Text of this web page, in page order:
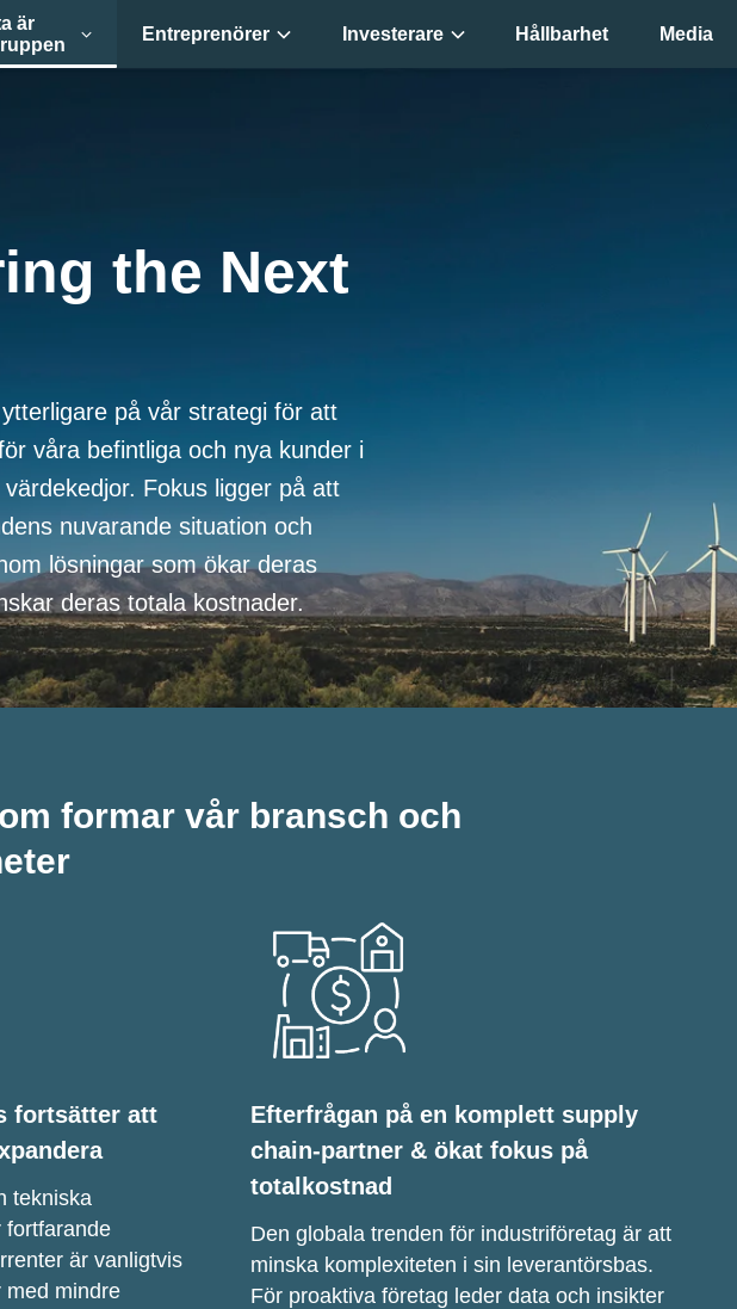
är
Entreprenörer Investerare Hållbarhet Media
the Next
på vår strategi för att
våra befintliga och nya kunder i
Fokus ligger på att
nuvarande situation och
lösningar som ökar deras
deras totala kostnader.
formar vår bransch och
fortsätter att
tekniska
fortfarande
är vanligtvis
med mindre
Efterfrågan på en komplett supply
chain-partner & ökat fokus på
totalkostnad
Den globala trenden för industriföretag är att
minska komplexiteten i sin leverantörsbas.
För proaktiva företag leder data och insikter